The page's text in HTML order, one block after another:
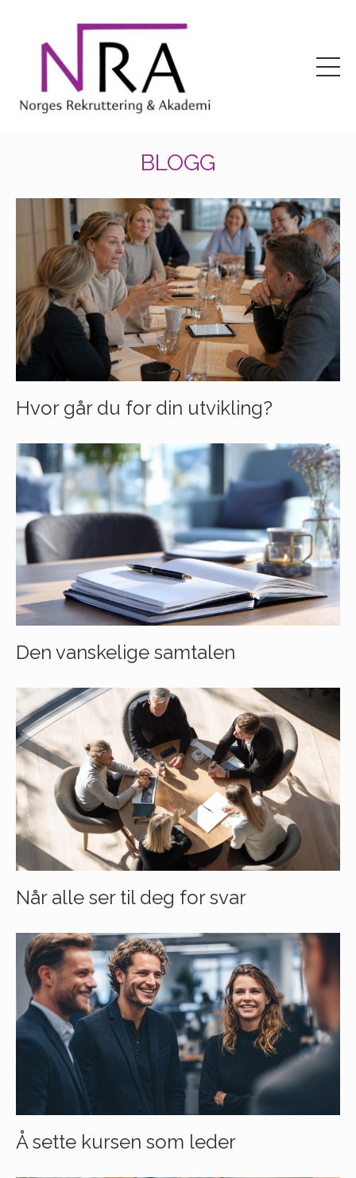
BLOGG
Hvor går du for din utvikling?
Den vanskelige samtalen
Når alle ser til deg for svar
Å sette kursen som leder